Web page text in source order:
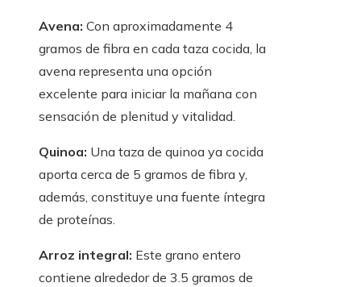
Avena: Con aproximadamente 4
gramos de fibra en cada taza cocida, la
avena representa una opción
excelente para iniciar la mañana con
sensación de plenitud y vitalidad.
Quinoa: Una taza de quinoa ya cocida
aporta cerca de 5 gramos de fibra y,
además, constituye una fuente íntegra
de proteínas.
Arroz integral: Este grano entero
contiene alrededor de 3.5 gramos de